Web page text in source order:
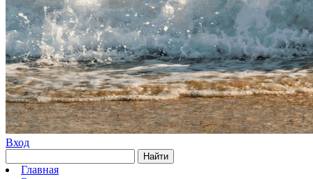
Вход
Найти
Главная